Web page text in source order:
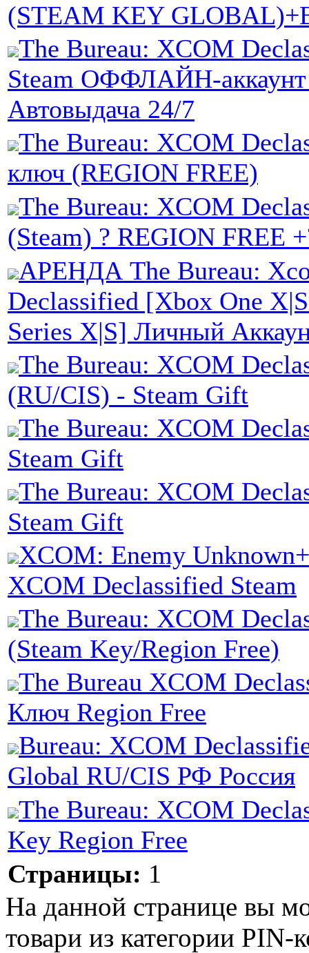
(STEAM KEY
The Bureau: XCOM
Steam ОФФЛАЙН-
Автовыдача 24/7
The Bureau: XCOM
ключ (REGION FREE)
The Bureau: XCOM
(Steam) ? REGION FREE
АРЕНДА The Bureau:
Declassified [Xbox One
Series X|S] Личный
The Bureau: XCOM
(RU/CIS) - Steam Gift
The Bureau: XCOM
Steam Gift
The Bureau: XCOM
Steam Gift
XCOM: Enemy
XCOM Declassified Steam
The Bureau: XCOM
(Steam Key/Region Free)
The Bureau XCOM
Ключ Region Free
Bureau: XCOM
Global RU/CIS РФ Россия
The Bureau: XCOM
Key Region Free
Страницы: 1
На данной странице вы
товари из категории